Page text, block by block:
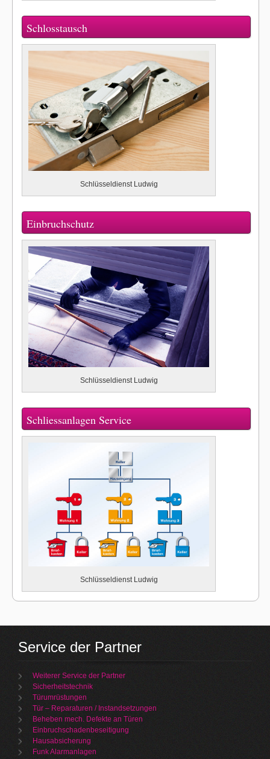
Schlosstausch
Schlüsseldienst Ludwig
Einbruchschutz
Schlüsseldienst Ludwig
Schliessanlagen Service
Schlüsseldienst Ludwig
Service der Partner
Weiterer Service der Partner
Sicherheitstechnik
Türumrüstungen
Tür – Reparaturen / Instandsetzungen
Beheben mech. Defekte an Türen
Einbruchschadenbeseitigung
Hausabsicherung
Funk Alarmanlagen